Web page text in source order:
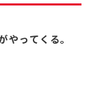
やってくる。